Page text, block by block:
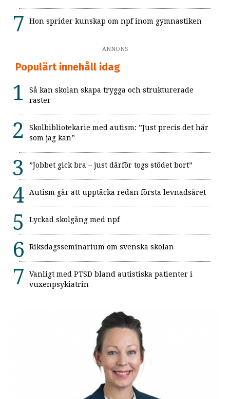
Hon sprider kunskap om npf inom gymnastiken
ANNONS
Populärt innehåll idag
Så kan skolan skapa trygga och strukturerade
raster
Skolbibliotekarie med autism: ”Just precis det här
som jag kan”
”Jobbet gick bra – just därför togs stödet bort”
Autism går att upptäcka redan första levnadsåret
Lyckad skolgång med npf
Riksdagsseminarium om svenska skolan
Vanligt med PTSD bland autistiska patienter i
vuxenpsykiatrin